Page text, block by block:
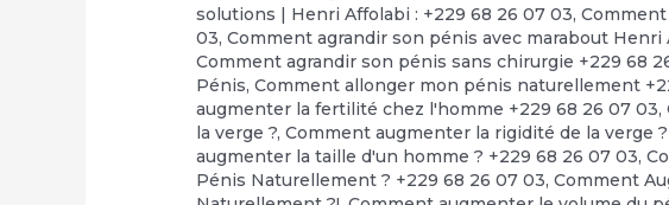
solutions | Henri Affolabi : +229 68 26 07 03,
03,Comment agrandir son pénis avec marabout Henri
Comment agrandir son pénis sans chirurgie +229 68
Pénis,Comment allonger mon pénis naturellement
augmenter la fertilité chez l'homme +229 68 26 07 03,
la verge ?,Comment augmenter la rigidité de la verge
augmenter la taille d'un homme ? +229 68 26 07 03,
Pénis Naturellement ? +229 68 26 07 03,Comment